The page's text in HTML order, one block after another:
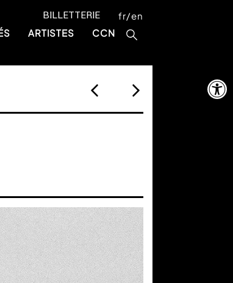
Ouvrir
BILLETTERIE fr en
ARTISTES CCN